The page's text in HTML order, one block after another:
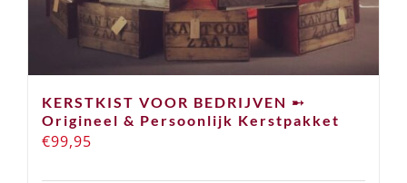
KERSTKIST VOOR BEDRIJVEN ➸
Origineel & Persoonlijk Kerstpakket
€99,95